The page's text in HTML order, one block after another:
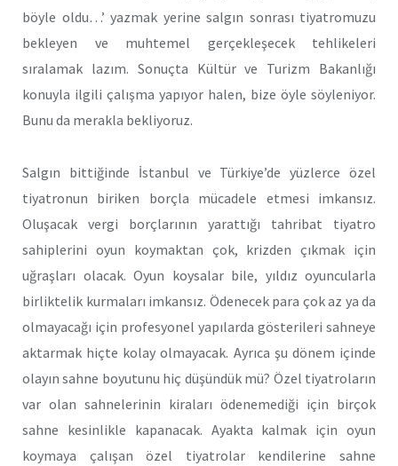
böyle oldu…’ yazmak yerine salgın sonrası tiyatromuzu
bekleyen ve muhtemel gerçekleşecek tehlikeleri
sıralamak lazım. Sonuçta Kültür ve Turizm Bakanlığı
konuyla ilgili çalışma yapıyor halen, bize öyle söyleniyor.
Bunu da merakla bekliyoruz.
Salgın bittiğinde İstanbul ve Türkiye’de yüzlerce özel
tiyatronun biriken borçla mücadele etmesi imkansız.
Oluşacak vergi borçlarının yarattığı tahribat tiyatro
sahiplerini oyun koymaktan çok, krizden çıkmak için
uğraşları olacak. Oyun koysalar bile, yıldız oyuncularla
birliktelik kurmaları imkansız. Ödenecek para çok az ya da
olmayacağı için profesyonel yapılarda gösterileri sahneye
aktarmak hiçte kolay olmayacak. Ayrıca şu dönem içinde
olayın sahne boyutunu hiç düşündük mü? Özel tiyatroların
var olan sahnelerinin kiraları ödenemediği için birçok
sahne kesinlikle kapanacak. Ayakta kalmak için oyun
koymaya çalışan özel tiyatrolar kendilerine sahne